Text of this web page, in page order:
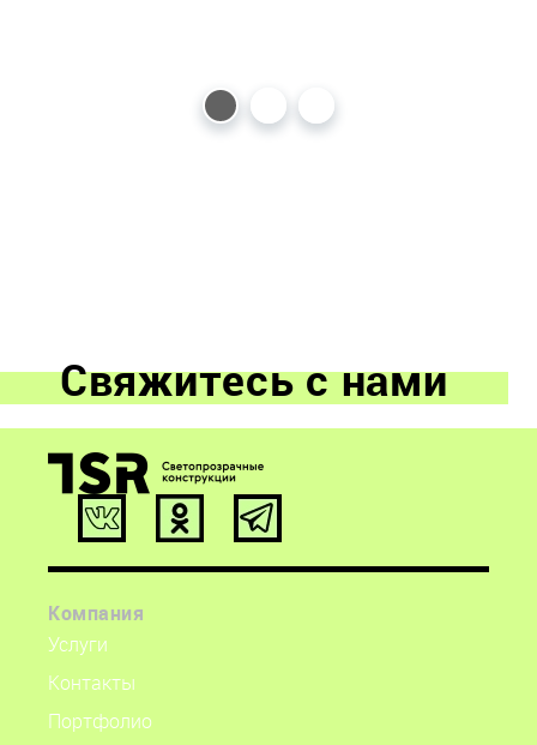
Свяжитесь с нами
ООО «ТСР Остекление»
info@tsr.glass
153027, Иваново,
ул. Павла Большевикова д. 27, литер А62
56.970098, 41.052182
Компания
Услуги
Контакты
Портфолио